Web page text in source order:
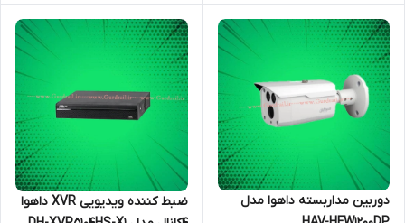
دوربین مداربسته داهوا مدل
ضبط کننده ویدیویی XVR داهوا